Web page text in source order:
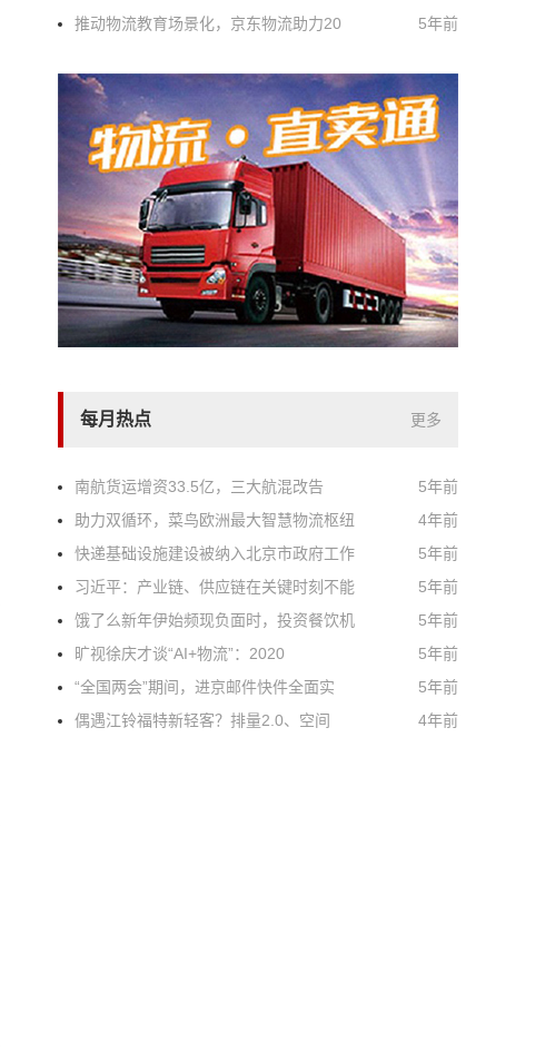
推动物流教育场景化，京东物流助力20
5年前
每月热点 更多
南航货运增资33.5亿，三大航混改告
5年前
助力双循环，菜鸟欧洲最大智慧物流枢纽
4年前
快递基础设施建设被纳入北京市政府工作
5年前
习近平：产业链、供应链在关键时刻不能
5年前
饿了么新年伊始频现负面时，投资餐饮机
5年前
旷视徐庆才谈“AI+物流”：2020
5年前
“全国两会”期间，进京邮件快件全面实
5年前
偶遇江铃福特新轻客？排量2.0、空间
4年前